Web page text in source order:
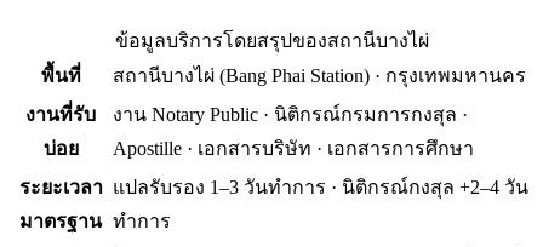
ข้อมูลบริการโดยสรุปของสถานีบางไผ่
พื้นที่
สถานีบางไผ่ (Bang Phai Station) · กรุงเทพมหานคร
งานที่รับ
บ่อย
งาน Notary Public · นิติกรณ์กรมการกงสุล ·
Apostille · เอกสารบริษัท · เอกสารการศึกษา
ระยะเวลา
มาตรฐาน
แปลรับรอง 1–3 วันทำการ · นิติกรณ์กงสุล +2–4 วัน
ทำการ